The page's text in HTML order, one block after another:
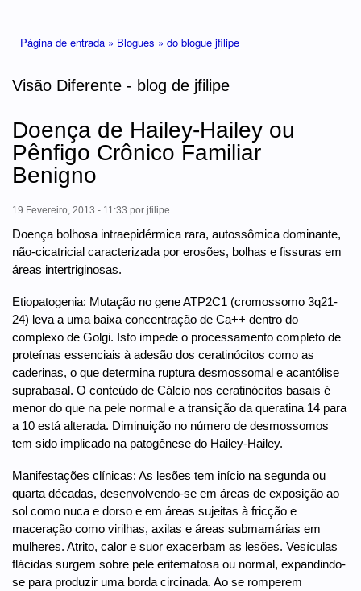
Página de entrada » Blogues » do blogue jfilipe
Visão Diferente - blog de jfilipe
Doença de Hailey-Hailey ou
Pênfigo Crônico Familiar
Benigno
19 Fevereiro, 2013 - 11:33 por jfilipe
Doença bolhosa intraepidérmica rara, autossômica dominante,
não-cicatricial caracterizada por erosões, bolhas e fissuras em
áreas intertriginosas.
Etiopatogenia: Mutação no gene ATP2C1 (cromossomo 3q21-
24) leva a uma baixa concentração de Ca++ dentro do
complexo de Golgi. Isto impede o processamento completo de
proteínas essenciais à adesão dos ceratinócitos como as
caderinas, o que determina ruptura desmossomal e acantólise
suprabasal. O conteúdo de Cálcio nos ceratinócitos basais é
menor do que na pele normal e a transição da queratina 14 para
a 10 está alterada. Diminuição no número de desmossomos
tem sido implicado na patogênese do Hailey-Hailey.
Manifestações clínicas: As lesões tem início na segunda ou
quarta décadas, desenvolvendo-se em áreas de exposição ao
sol como nuca e dorso e em áreas sujeitas à fricção e
maceração como virilhas, axilas e áreas submamárias em
mulheres. Atrito, calor e suor exacerbam as lesões. Vesículas
flácidas surgem sobre pele eritematosa ou normal, expandindo-
se para produzir uma borda circinada. Ao se romperem